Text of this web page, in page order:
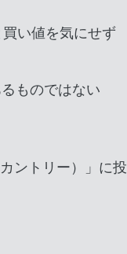
い値を気にせず
ものではない
ントリー）」に投